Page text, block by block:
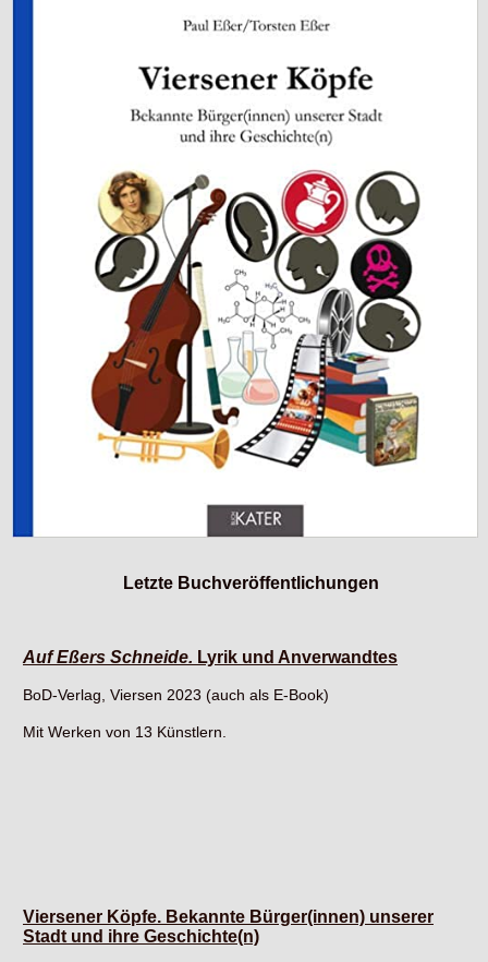
Letzte Buchveröffentlichungen
Auf Eßers Schneide. Lyrik und Anverwandtes
BoD-Verlag, Viersen 2023 (auch als E-Book)
Mit Werken von 13 Künstlern.
Viersener Köpfe. Bekannte Bürger(innen) unserer
Stadt und ihre Geschichte(n)